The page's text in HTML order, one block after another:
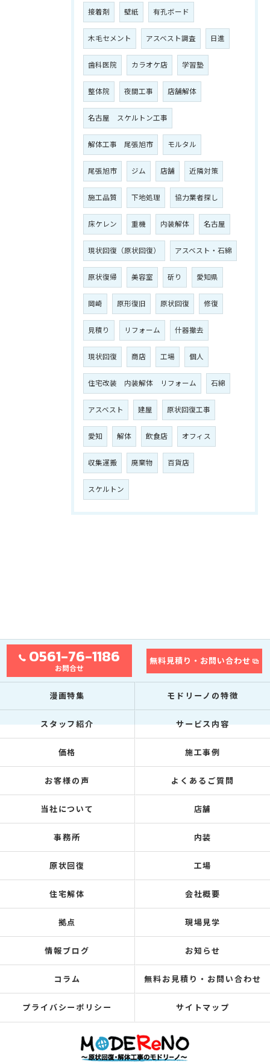
接着剤 壁紙 有孔ボード
木毛セメント アスベスト調査 日進
歯科医院 カラオケ店 学習塾
整体院 夜間工事 店舗解体
名古屋 スケルトン工事
解体工事 尾張旭市 モルタル
尾張旭市 ジム 店舗 近隣対策
施工品質 下地処理 協力業者探し
床ケレン 重機 内装解体 名古屋
現状回復（原状回復） アスベスト・石綿
原状復帰 美容室 斫り 愛知県
岡崎 原形復旧 原状回復 修復
見積り リフォーム 什器撤去
現状回復 商店 工場 個人
住宅改装 内装解体 リフォーム 石綿
アスベスト 建屋 原状回復工事
愛知 解体 飲食店 オフィス
収集運搬 廃棄物 百貨店
スケルトン
0561-76-1186
お問合せ
無料見積り・お問い合わせ
漫画特集 モドリーノの特徴
スタッフ紹介 サービス内容
価格 施工事例
お客様の声 よくあるご質問
当社について 店舗
事務所 内装
原状回復 工場
住宅解体 会社概要
拠点 現場見学
情報ブログ お知らせ
コラム 無料お見積り・お問い合わせ
プライバシーポリシー サイトマップ